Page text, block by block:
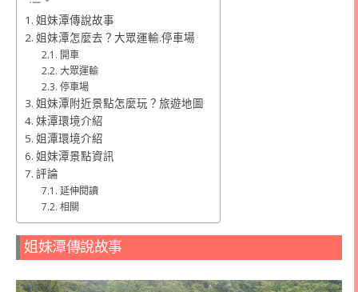
姐妹潭傳說故事
姐妹潭怎麼去？大眾運輸.停車場
開車
大眾運輸
停車場
姐妹潭附近景點怎麼玩？旅遊地圖
妹潭環境介紹
姐潭環境介紹
姐妹潭景點資訊
評論
延伸閱讀
相關
姐妹潭傳說故事